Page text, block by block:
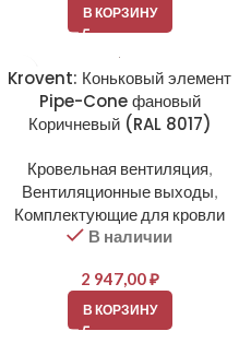
В КОРЗИНУ
Krovent: Коньковый элемент
Pipe-Cone фановый
Коричневый (RAL 8017)
Кровельная вентиляция,
Вентиляционные выходы,
Комплектующие для кровли
В наличии
2 947,00₽
В КОРЗИНУ